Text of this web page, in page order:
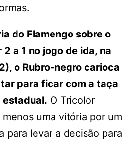
do Flamengo sobre o
a 1 no jogo de ida, na
o Rubro-negro carioca
para ficar com a taça
O Tricolor
uma vitória por um
para levar a decisão para